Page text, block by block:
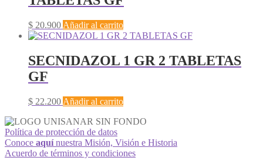
$ 20.900 Añadir al carrito
SECNIDAZOL 1 GR 2 TABLETAS
GF
$ 22.200 Añadir al carrito
Política de protección de datos
Conoce aquínuestra Misión, Visión e Historia
Acuerdo de términos y condiciones